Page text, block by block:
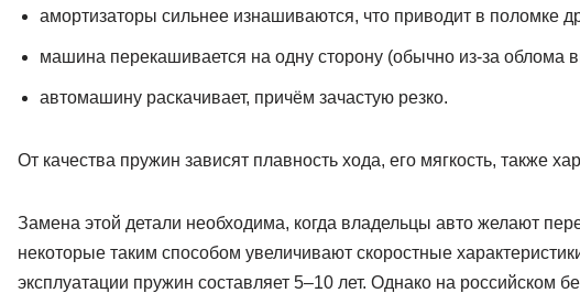
амортизаторы сильнее изнашиваются, что приводит в поломке
машина перекашивается на одну сторону (обычно из-за облома
автомашину раскачивает, причём зачастую резко.
От качества пружин зависят плавность хода, его мягкость, также
Замена этой детали необходима, когда владельцы авто желают
некоторые таким способом увеличивают скоростные
эксплуатации пружин составляет 5–10 лет. Однако на российском